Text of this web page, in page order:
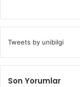
Tweets by unibilgi
Son Yorumlar